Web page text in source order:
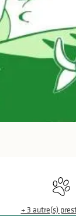
+ 3 autre(s)